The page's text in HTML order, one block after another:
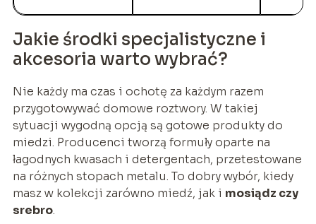
Jakie środki specjalistyczne i
akcesoria warto wybrać?
Nie każdy ma czas i ochotę za każdym razem
przygotowywać domowe roztwory. W takiej
sytuacji wygodną opcją są gotowe produkty do
miedzi. Producenci tworzą formuły oparte na
łagodnych kwasach i detergentach, przetestowane
na różnych stopach metalu. To dobry wybór, kiedy
masz w kolekcji zarówno miedź, jak i mosiądz czy
srebro.